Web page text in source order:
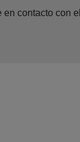
contacto con el